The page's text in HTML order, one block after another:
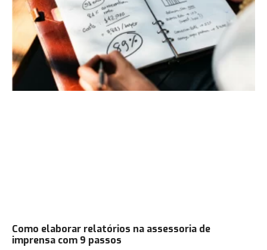
Como elaborar relatórios na assessoria de
imprensa com 9 passos